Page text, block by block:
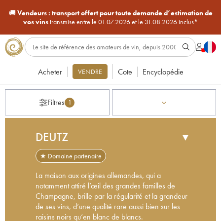
🚚Vendeurs : transport offert pour toute demande d’estimation de
vos vinstransmise entre le 01.07.2026 et le 31.08.2026 inclus*
Acheter VENDRE Cote Encyclopédie
Filtres 1
DEUTZ ▼
★ Domaine partenaire
La maison aux origines allemandes, qui a
notamment attiré l’œil des grandes familles de
Champagne, brille par la régularité et la grandeur
de ses vins, d’une qualité rare aussi bien sur les
raisins noirs qu’en blanc de blancs.